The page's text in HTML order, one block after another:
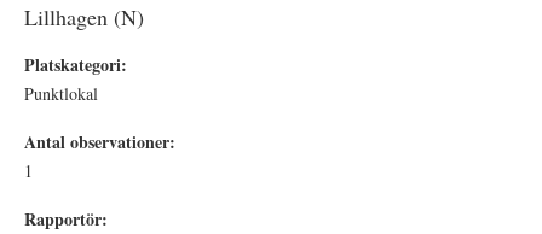
Lillhagen (N)
Platskategori:
Punktlokal
Antal observationer:
1
Rapportör: